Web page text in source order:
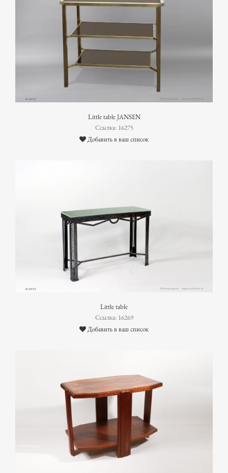
Little table JANSEN
Ссылка: 16275
Добавить в ваш список
Little table
Ссылка: 16269
Добавить в ваш список